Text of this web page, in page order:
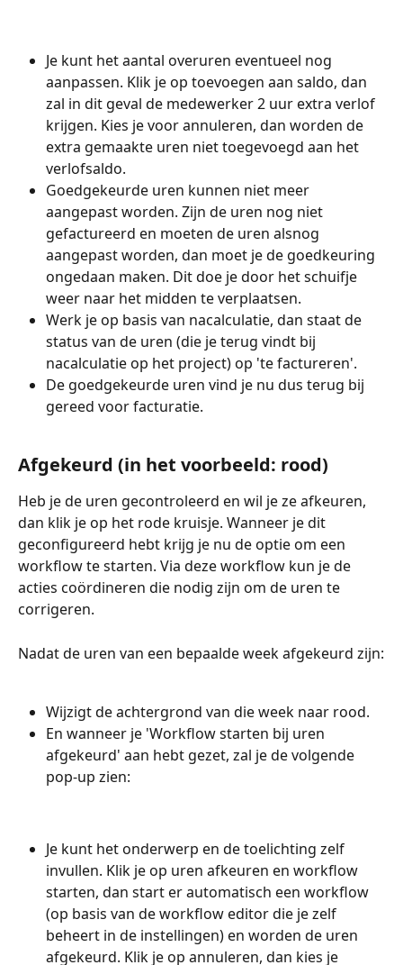
Je kunt het aantal overuren eventueel nog
aanpassen. Klik je op toevoegen aan saldo, dan
zal in dit geval de medewerker 2 uur extra verlof
krijgen. Kies je voor annuleren, dan worden de
extra gemaakte uren niet toegevoegd aan het
verlofsaldo.
Goedgekeurde uren kunnen niet meer
aangepast worden. Zijn de uren nog niet
gefactureerd en moeten de uren alsnog
aangepast worden, dan moet je de goedkeuring
ongedaan maken. Dit doe je door het schuifje
weer naar het midden te verplaatsen.
Werk je op basis van nacalculatie, dan staat de
status van de uren (die je terug vindt bij
nacalculatie op het project) op 'te factureren'.
De goedgekeurde uren vind je nu dus terug bij
gereed voor facturatie.
Afgekeurd (in het voorbeeld: rood)
Heb je de uren gecontroleerd en wil je ze afkeuren,
dan klik je op het rode kruisje. Wanneer je dit
geconfigureerd hebt krijg je nu de optie om een
workflow te starten. Via deze workflow kun je de
acties coördineren die nodig zijn om de uren te
corrigeren.
Nadat de uren van een bepaalde week afgekeurd zijn:
Wijzigt de achtergrond van die week naar rood.
En wanneer je 'Workflow starten bij uren
afgekeurd' aan hebt gezet, zal je de volgende
pop-up zien:
Je kunt het onderwerp en de toelichting zelf
invullen. Klik je op uren afkeuren en workflow
starten, dan start er automatisch een workflow
(op basis van de workflow editor die je zelf
beheert in de instellingen) en worden de uren
afgekeurd. Klik je op annuleren, dan kies je